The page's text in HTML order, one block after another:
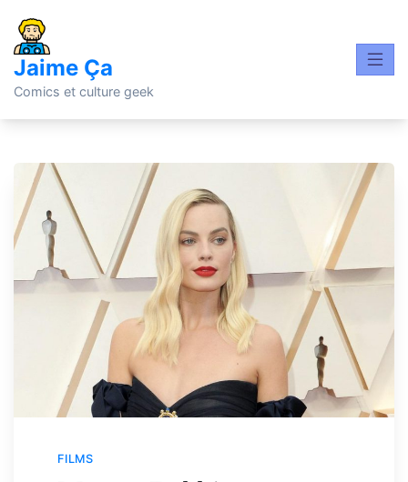
content
Jaime Ça
Comics et culture geek
FILMS